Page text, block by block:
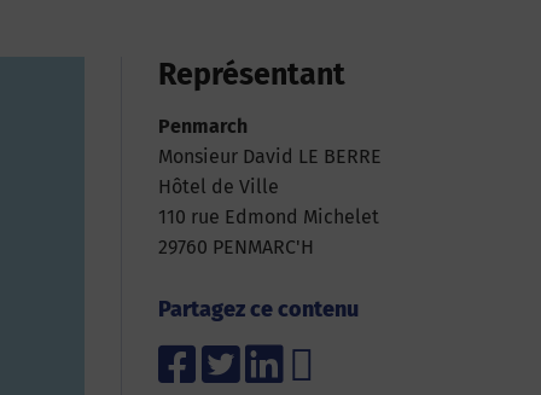
Représentant
Penmarch
Monsieur David LE BERRE
Hôtel de Ville
110 rue Edmond Michelet
29760 PENMARC'H
Partagez ce contenu